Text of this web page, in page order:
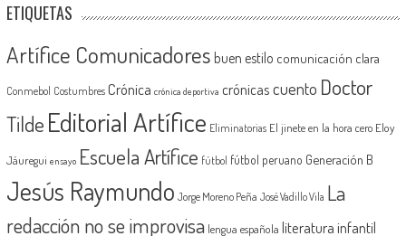
ETIQUETAS
Artífice Comunicadores buen estilo comunicación clara
Conmebol Costumbres Crónica crónica deportiva crónicascuento Doctor
Tilde Editorial Artífice Eliminatorias El jinete en la hora cero Eloy
Jáuregui ensayo Escuela Artífice fútbol fútbol peruano Generación B
Jesús Raymundo Jorge Moreno Peña José Vadillo Vila La
redacción no se improvisa lengua española literatura infantil